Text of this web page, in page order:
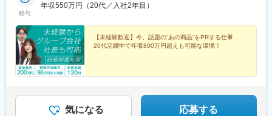
よりますが、1現場につき半年～1年ほどの期間となります。※受
代田5-11-33 ST PLAZA TSURUMAI本館2F※アクセス：「鶴舞
駅」徒歩4分
給与
年収550万円（20代／入社2年目）
【未経験歓迎】今、話題の“あの商品”をPRする仕事
20代活躍中で年収800万円超えも可能な環境！
気になる 応募する